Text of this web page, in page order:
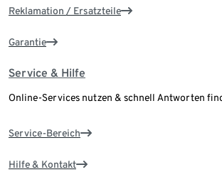
Reklamation / Ersatzteile
Garantie
Service & Hilfe
Online-Services nutzen & schnell Antworten
Service-Bereich
Hilfe & Kontakt